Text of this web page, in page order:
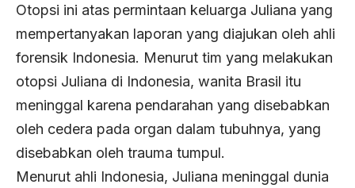
Otopsi ini atas permintaan keluarga Juliana yang
mempertanyakan laporan yang diajukan oleh ahli
forensik Indonesia. Menurut tim yang melakukan
otopsi Juliana di Indonesia, wanita Brasil itu
meninggal karena pendarahan yang disebabkan
oleh cedera pada organ dalam tubuhnya, yang
disebabkan oleh trauma tumpul.
Menurut ahli Indonesia, Juliana meninggal dunia